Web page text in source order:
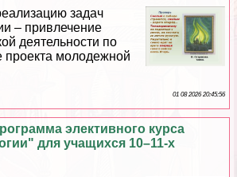
задач
– привлечение
деятельности по
проекта молодежной
01 08 2026 20:45:56
элективного курса
для учащихся 10–11-х